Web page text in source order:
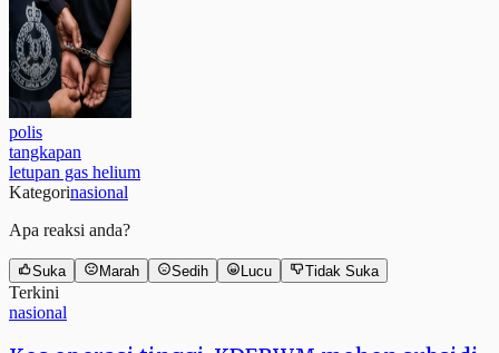
polis
tangkapan
letupan gas helium
Kategorinasional
Apa reaksi anda?
Suka Marah Sedih Lucu Tidak Suka
Terkini
nasional